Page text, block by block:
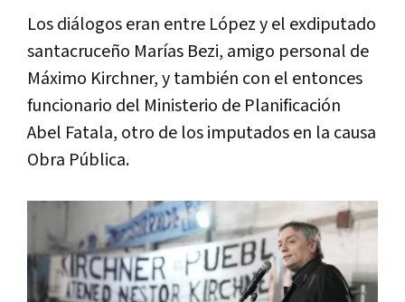
Los diálogos eran entre López y el exdiputado
santacruceño Marías Bezi, amigo personal de
Máximo Kirchner, y también con el entonces
funcionario del Ministerio de Planificación
Abel Fatala, otro de los imputados en la causa
Obra Pública.